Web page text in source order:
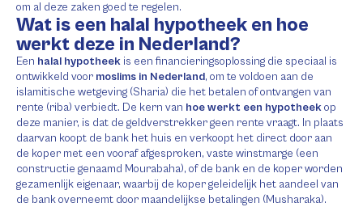
om al deze zaken goed te regelen.
Wat is een halal hypotheek en hoe
werkt deze in Nederland?
Een halal hypotheek is een financieringsoplossing die speciaal is
ontwikkeld voor moslims in Nederland, om te voldoen aan de
islamitische wetgeving (Sharia) die het betalen of ontvangen van
rente (riba) verbiedt. De kern van hoe werkt een hypotheekop
deze manier, is dat de geldverstrekker geen rente vraagt. In plaats
daarvan koopt de bank het huis en verkoopt het direct door aan
de koper met een vooraf afgesproken, vaste winstmarge (een
constructie genaamd Mourabaha), of de bank en de koper worden
gezamenlijk eigenaar, waarbij de koper geleidelijk het aandeel van
de bank overneemt door maandelijkse betalingen (Musharaka).